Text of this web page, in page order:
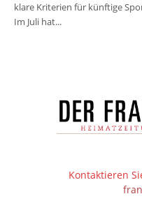
klare Kriterien für künftige
Im Juli hat...
Kontaktieren